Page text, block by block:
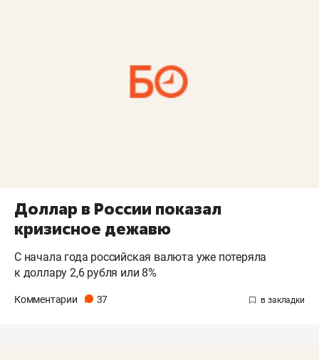
Доллар в России показал
кризисное дежавю
С начала года российская валюта уже потеряла
к доллару 2,6 рубля или 8%
Комментарии 37